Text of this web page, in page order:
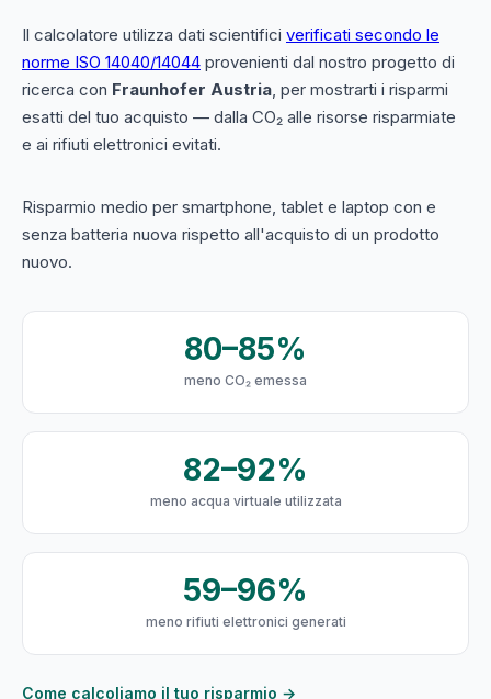
Il calcolatore utilizza dati scientifici verificati secondo le
norme ISO 14040/14044 provenienti dal nostro progetto di
ricerca con Fraunhofer Austria, per mostrarti i risparmi
esatti del tuo acquisto — dalla CO₂ alle risorse risparmiate
e ai rifiuti elettronici evitati.
Risparmio medio per smartphone, tablet e laptop con e
senza batteria nuova rispetto all'acquisto di un prodotto
nuovo.
80–85%
meno CO₂ emessa
82–92%
meno acqua virtuale utilizzata
59–96%
meno rifiuti elettronici generati
Come calcoliamo il tuo risparmio →